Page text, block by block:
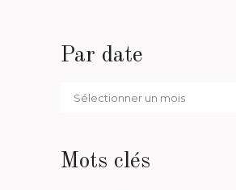
Par date
Par
Mots clés